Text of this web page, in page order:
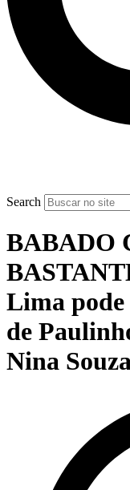
Search
BABADO
Lima pode
de
Nina